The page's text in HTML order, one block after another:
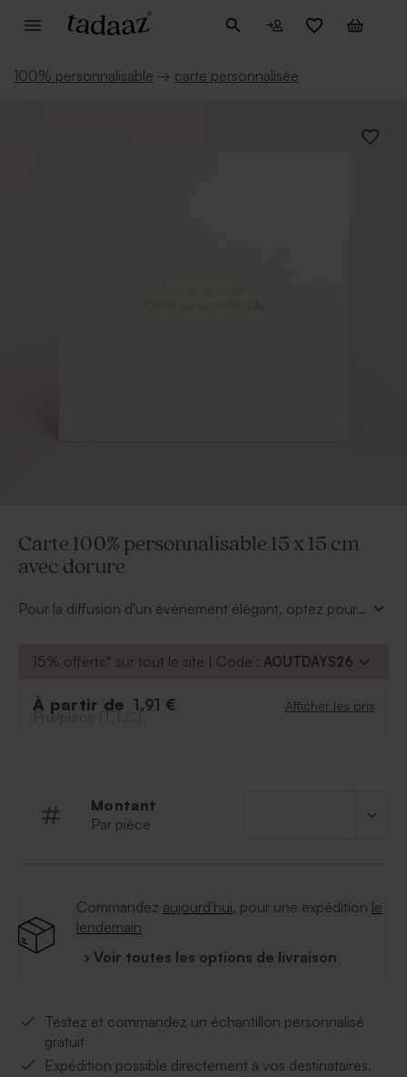
100% personnalisable → carte personnalisée
Carte 100% personnalisable 15 x 15 cm
avec dorure
Pour la diffusion d'un événement élégant, optez pour
La carte 100% personnalisable 15 x 15 cm avec dorure
Personnalisez votre invitation en insérant votre design
15% offerts* sur tout le site | Code : AOUTDAYS26
À partir de 1,91 € Afficher les prix
Prix/pièce (T.T.C.)
Montant
Par pièce
Commandez aujourd'hui, pour une expédition le
lendemain
› Voir toutes les options de livraison
Testez et commandez un échantillon personnalisé
gratuit
Expédition possible directement à vos destinataires.